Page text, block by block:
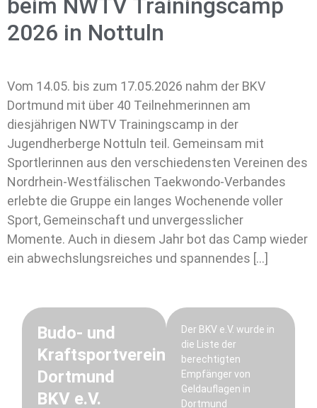
beim NWTV Trainingscamp
2026 in Nottuln
Vom 14.05. bis zum 17.05.2026 nahm der BKV
Dortmund mit über 40 Teilnehmerinnen am
diesjährigen NWTV Trainingscamp in der
Jugendherberge Nottuln teil. Gemeinsam mit
Sportlerinnen aus den verschiedensten Vereinen des
Nordrhein-Westfälischen Taekwondo-Verbandes
erlebte die Gruppe ein langes Wochenende voller
Sport, Gemeinschaft und unvergesslicher
Momente. Auch in diesem Jahr bot das Camp wieder
ein abwechslungsreiches und spannendes […]
Budo- und
Kraftsportverein
Dortmund
BKV e.V.
Der BKV e.V. wurde in
die Liste der
berechtigten
Empfänger von
Geldauflagen in
Dortmund